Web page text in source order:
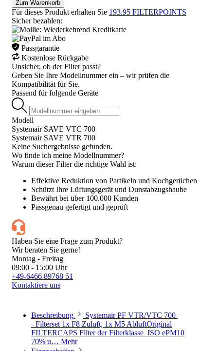
Zum Warenkorb
Für dieses Produkt erhalten Sie 193.95 FILTERPOINTS
Sicher bezahlen:
Passgarantie
Kostenlose Rückgabe
Unsicher, ob der Filter passt?
Geben Sie Ihre Modellnummer ein – wir prüfen die
Kompatibilität für Sie.
Passend für folgende Geräte
Modell
Systemair SAVE VTC 700
Systemair SAVE VTR 700
Keine Suchergebnisse gefunden.
Wo finde ich meine Modellnummer?
Warum dieser Filter die richtige Wahl ist:
Effektive Reduktion von Partikeln und Kochgerüchen
Schützt Ihre Lüftungsgerät und Dunstabzugshaube
Bewährt bei über 100.000 Kunden
Passgenau gefertigt und geprüft
Haben Sie eine Frage zum Produkt?
Wir beraten Sie gerne!
Montag - Freitag
09:00 - 15:00 Uhr
+49-6466 89768 51
Kontaktiere uns
Beschreibung
Systemair PF VTR/VTC 700
- Filterset 1x F8 Zuluft, 1x M5 AbluftOriginal
FILTERCAPS Filter der Filterklasse ISO ePM10
70% u… Mehr